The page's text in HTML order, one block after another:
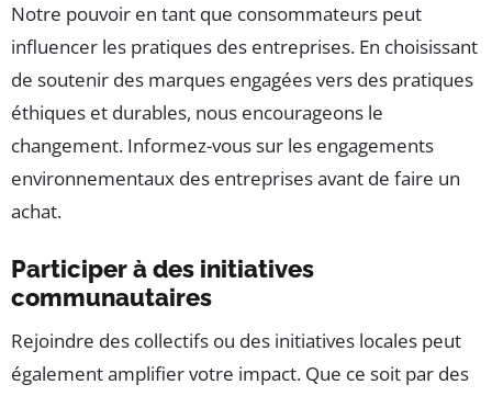
Notre pouvoir en tant que consommateurs peut
influencer les pratiques des entreprises. En choisissant
de soutenir des marques engagées vers des pratiques
éthiques et durables, nous encourageons le
changement. Informez-vous sur les engagements
environnementaux des entreprises avant de faire un
achat.
Participer à des initiatives
communautaires
Rejoindre des collectifs ou des initiatives locales peut
également amplifier votre impact. Que ce soit par des